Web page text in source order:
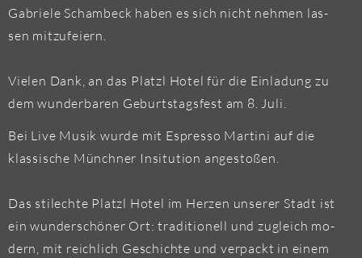
Ga­brie­le Scham­beck haben es sich nicht neh­men las­
sen mit­zu­fei­ern.
Vie­len Dank, an das Platzl Hotel für die Ein­la­dung zu
dem wun­der­ba­ren Ge­burts­tags­fest am 8. Juli.
Bei Live Musik wurde mit Es­pres­so Mar­ti­ni auf die
klas­si­sche Münch­ner In­si­tu­ti­on an­ge­sto­ßen.
Das stil­ech­te Platzl Hotel im Her­zen un­se­rer Stadt ist
ein wun­der­schö­ner Ort: tra­di­tio­nell und zu­gleich mo­
dern, mit reich­lich Ge­schich­te und ver­packt in einem